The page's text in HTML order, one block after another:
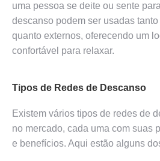
uma pessoa se deite ou sente
descanso podem ser usadas
quanto externos, oferecendo um
confortável para relaxar.
Tipos de Redes de Descanso
Existem vários tipos de redes de
no mercado, cada uma com suas
e benefícios. Aqui estão alguns